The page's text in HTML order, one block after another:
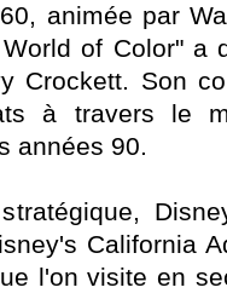
animée par
of Color" a
Crockett. Son
à travers le
années 90.
California
l'on visite en